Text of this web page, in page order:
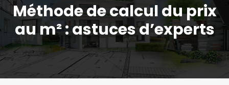
Méthode de calcul du prix
au m² : astuces d’experts